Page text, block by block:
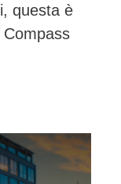
questa è